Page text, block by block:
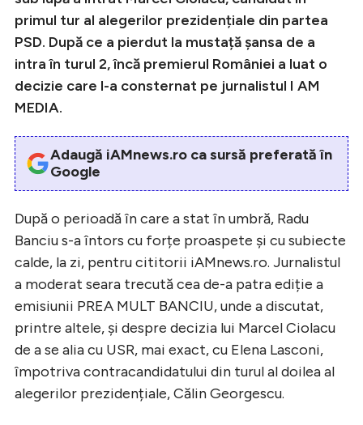
primul tur al alegerilor prezidențiale din partea
PSD. După ce a pierdut la mustață șansa de a
intra în turul 2, încă premierul României a luat o
decizie care l-a consternat pe jurnalistul I AM
MEDIA.
Adaugă iAMnews.ro ca sursă preferată în
Google
După o perioadă în care a stat în umbră, Radu
Banciu s-a întors cu forțe proaspete și cu subiecte
calde, la zi, pentru cititorii iAMnews.ro. Jurnalistul
a moderat seara trecută cea de-a patra ediție a
emisiunii PREA MULT BANCIU, unde a discutat,
printre altele, și despre decizia lui Marcel Ciolacu
de a se alia cu USR, mai exact, cu Elena Lasconi,
împotriva contracandidatului din turul al doilea al
alegerilor prezidențiale, Călin Georgescu.